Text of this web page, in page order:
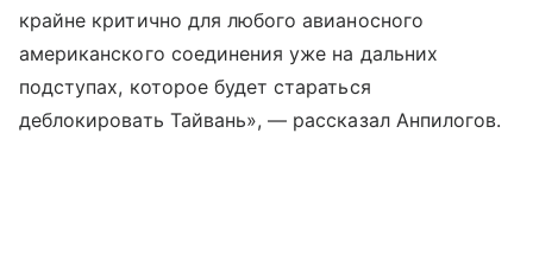
крайне критично для любого авианосного
американского соединения уже на дальних
подступах, которое будет стараться
деблокировать Тайвань», — рассказал Анпилогов.